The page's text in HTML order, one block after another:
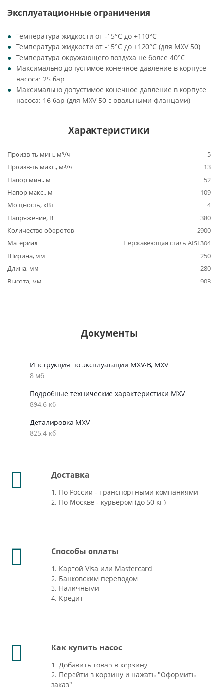
Эксплуатационные ограничения
Температура жидкости от -15°C до +110°C
Температура жидкости от -15°C до +120°C (для MXV 50)
Температура окружающего воздуха не более 40°C
Максимально допустимое конечное давление в корпусе
насоса: 25 бар
Максимально допустимое конечное давление в корпусе
насоса: 16 бар (для MXV 50 с овальными фланцами)
Характеристики
Произв-ть мин., м³/ч
5
Произв-ть макс., м³/ч
13
Напор мин., м
52
Напор макс., м
109
Мощность, кВт
4
Напряжение, В
380
Количество оборотов
2900
Материал
Нержавеющая сталь AISI 304
Ширина, мм
250
Длина, мм
280
Высота, мм
903
Документы
Инструкция по эксплуатации MXV-B, MXV
8 мб
Подробные технические характеристики MXV
894,6 кб
Деталировка MXV
825,4 кб
Доставка
1. По России - транспортными компаниями
2. По Москве - курьером (до 50 кг.)
Способы оплаты
1. Картой Visa или Mastercard
2. Банковским переводом
3. Наличными
4. Кредит
Как купить насос
1. Добавить товар в корзину.
2. Перейти в корзину и нажать "Оформить
заказ".